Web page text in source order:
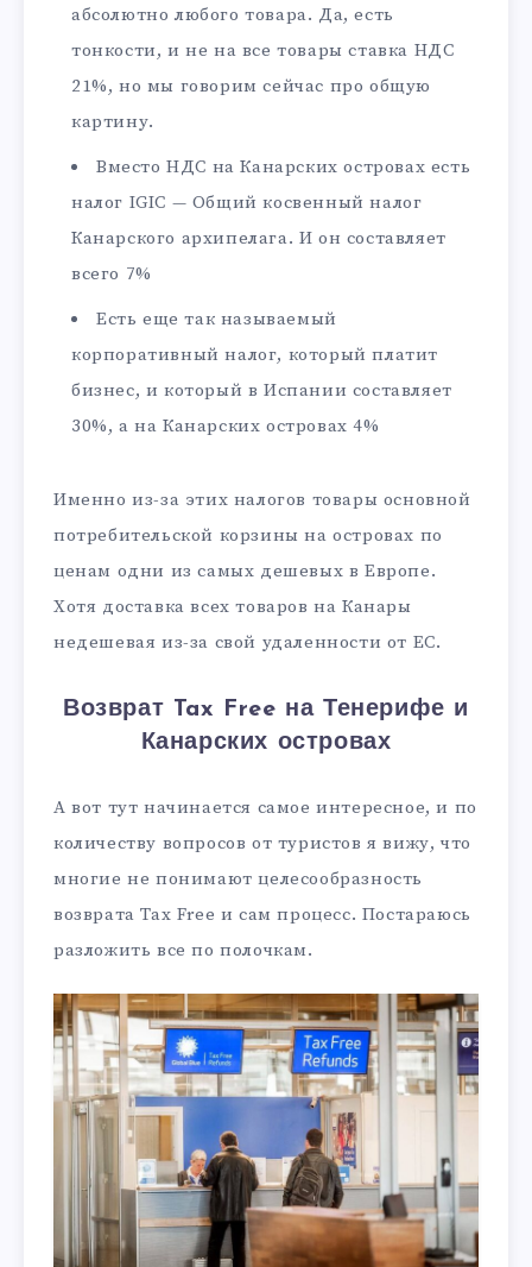
абсолютно любого товара. Да, есть
тонкости, и не на все товары ставка НДС
21%, но мы говорим сейчас про общую
картину.
Вместо НДС на Канарских островах есть
налог IGIC — Общий косвенный налог
Канарского архипелага. И он составляет
всего 7%
Есть еще так называемый
корпоративный налог, который платит
бизнес, и который в Испании составляет
30%, а на Канарских островах 4%
Именно из-за этих налогов товары основной
потребительской корзины на островах по
ценам одни из самых дешевых в Европе.
Хотя доставка всех товаров на Канары
недешевая из-за свой удаленности от ЕС.
Возврат Tax Free на Тенерифе и
Канарских островах
А вот тут начинается самое интересное, и по
количеству вопросов от туристов я вижу, что
многие не понимают целесообразность
возврата Tax Free и сам процесс. Постараюсь
разложить все по полочкам.